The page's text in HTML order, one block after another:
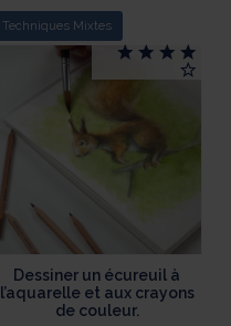
Techniques Mixtes
Dessiner un écureuil à
l’aquarelle et aux crayons
de couleur.